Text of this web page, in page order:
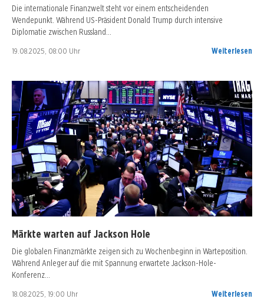
Die internationale Finanzwelt steht vor einem entscheidenden
Wendepunkt. Während US-Präsident Donald Trump durch intensive
Diplomatie zwischen Russland…
19.08.2025, 08:00 Uhr Weiterlesen
Märkte warten auf Jackson Hole
Die globalen Finanzmärkte zeigen sich zu Wochenbeginn in Warteposition.
Während Anleger auf die mit Spannung erwartete Jackson-Hole-
Konferenz…
18.08.2025, 19:00 Uhr Weiterlesen